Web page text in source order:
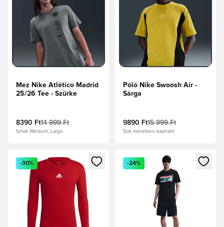
Mez Nike Atlético Madrid
25/26 Tee - Szürke
8390 Ft14 999 Ft
Small, Medium, Large
Póló Nike Swoosh Air -
Sárga
9890 Ft15 999 Ft
Sok méretben kapható
Megnyit egy modált a bejelentkezéshez vagy a tagként
-30%
Megnyit egy modált a
-24%